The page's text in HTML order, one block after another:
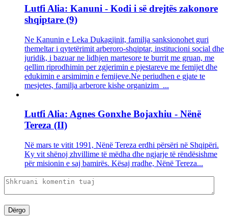
Lutfi Alia: Kanuni - Kodi i së drejtës zakonore
shqiptare (9)
Ne Kanunin e Leka Dukagjinit, familja sanksionohet guri
themeltar i qytetërimit arberoro-shqiptar, institucioni social dhe
juridik, i bazuar ne lidhjen martesore te burrit me gruan, me
qellim riprodhimin per zgjerimin e pjestareve me femijet dhe
edukimin e arsimimin e femijeve.Ne periudhen e gjate te
mesjetes, familja arberore kishe organizim ...
Lutfi Alia: Agnes Gonxhe Bojaxhiu - Nënë
Tereza (II)
Në mars te vitit 1991, Nënë Tereza erdhi përsëri në Shqipëri.
Ky vit shënoj zhvillime të mëdha dhe ngjarje të rëndësishme
për misionin e saj bamirës. Kësaj rradhe, Nënë Tereza...
Dërgo